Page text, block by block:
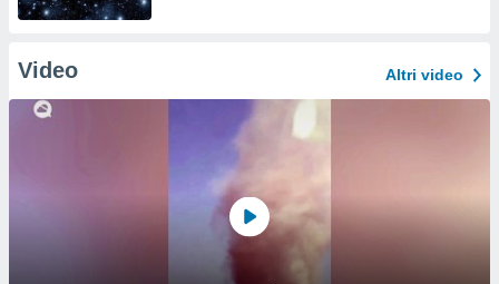
Video Altri video